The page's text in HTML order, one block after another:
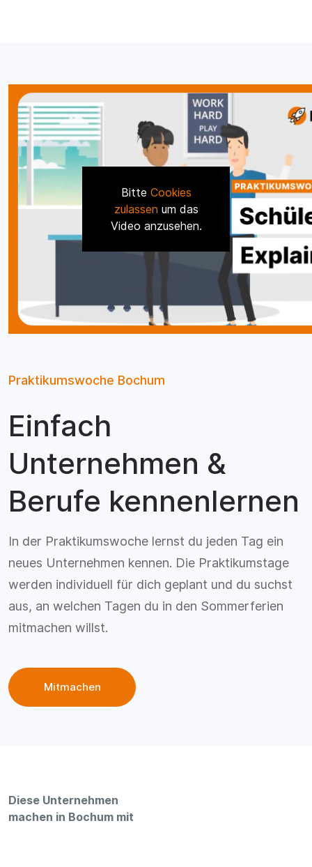
Bitte Cookies
zulassen um das
Video anzusehen.
Praktikumswoche Bochum
Einfach
Unternehmen &
Berufe kennenlernen
In der Praktikumswoche lernst du jeden Tag ein
neues Unternehmen kennen. Die Praktikumstage
werden individuell für dich geplant und du suchst
aus, an welchen Tagen du in den Sommerferien
mitmachen willst.
Mitmachen
Diese Unternehmen
machen in Bochum mit